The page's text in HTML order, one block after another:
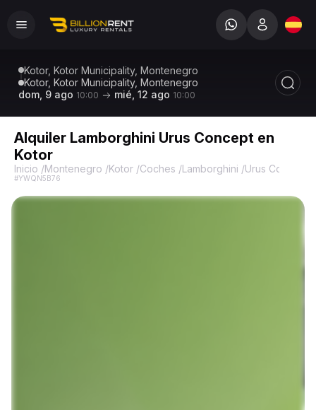
Kotor, Kotor Municipality, Montenegro
Kotor, Kotor Municipality, Montenegro
dom, 9 ago 10:00 mié, 12 ago 10:00
Alquiler Lamborghini Urus Concept en
Kotor
Inicio /Montenegro /Kotor /Coches /Lamborghini /Urus Concept
#YWQN5B76